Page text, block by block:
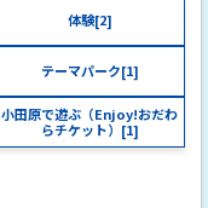
体験[2]
テーマパーク[1]
小田原で遊ぶ（Enjoy!おだわ
らチケット） [1]